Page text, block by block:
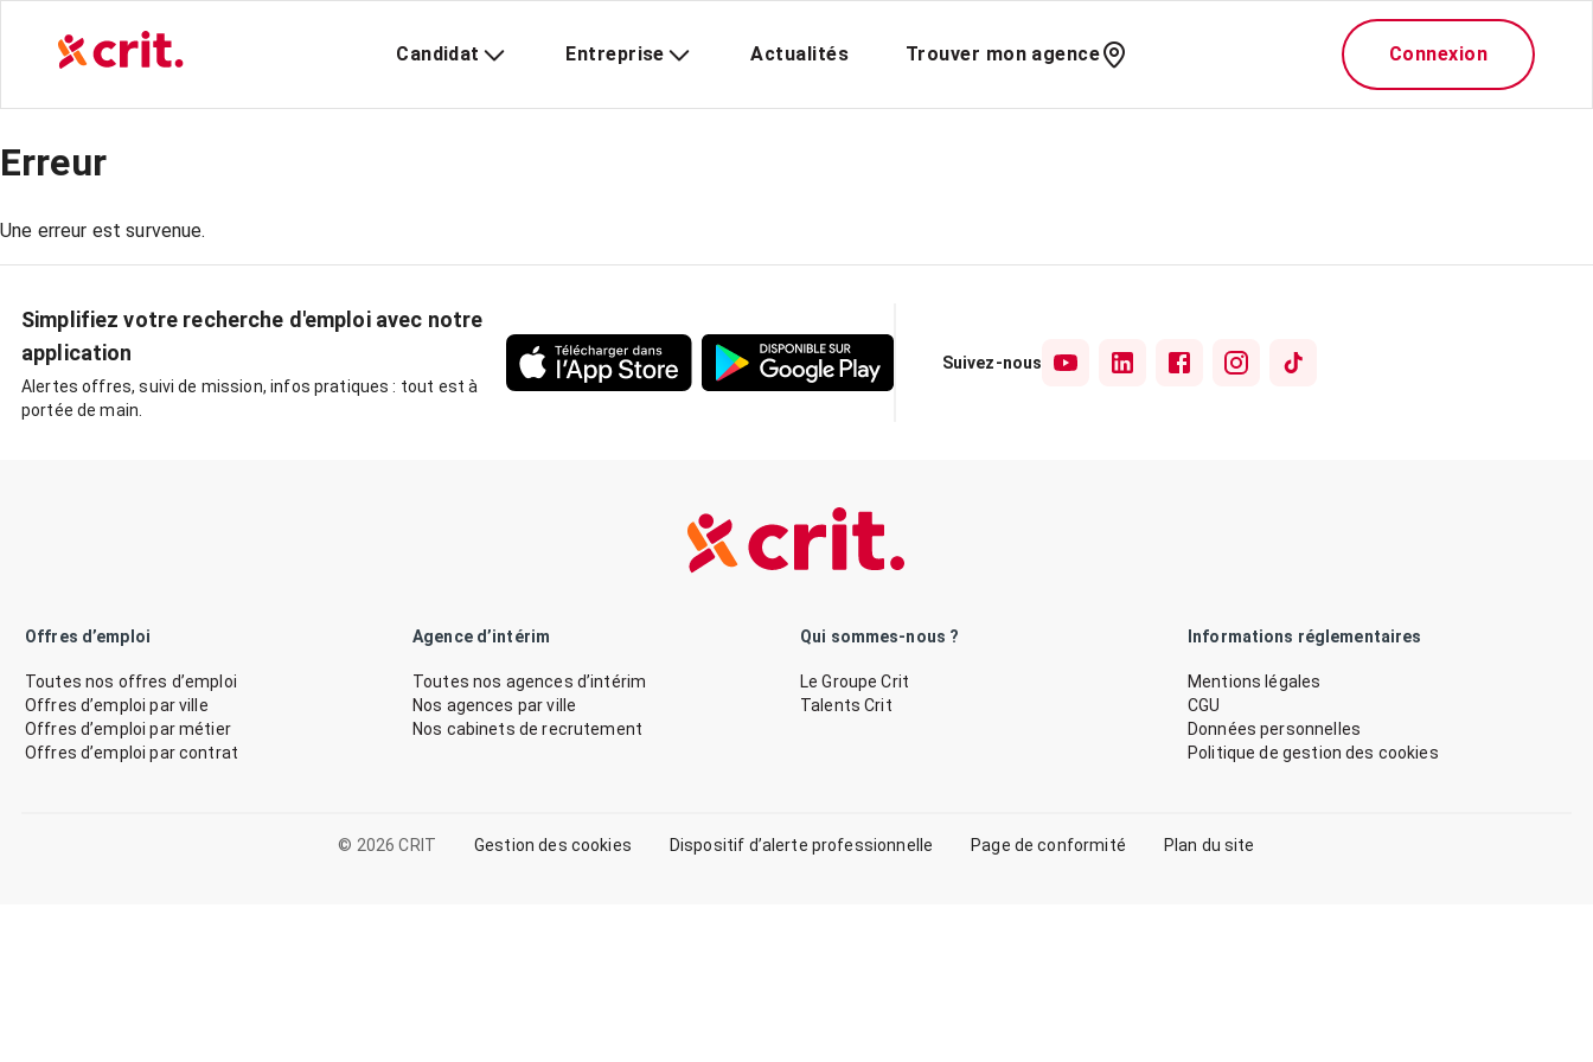
Candidat Entreprise Actualités Trouver mon agence Connexion
Erreur
Une erreur est survenue.
Simplifiez votre recherche d'emploi avec notre
application
Alertes offres, suivi de mission, infos pratiques : tout est à
portée de main.
Suivez-nous
Offres d’emploi
Toutes nos offres d’emploi
Offres d’emploi par ville
Offres d’emploi par métier
Offres d’emploi par contrat
Agence d’intérim
Toutes nos agences d’intérim
Nos agences par ville
Nos cabinets de recrutement
Qui sommes-nous ?
Le Groupe Crit
Talents Crit
Informations réglementaires
Mentions légales
CGU
Données personnelles
Politique de gestion des cookies
© 2026 CRIT Gestion des cookies Dispositif d’alerte professionnelle Page de conformité Plan du site